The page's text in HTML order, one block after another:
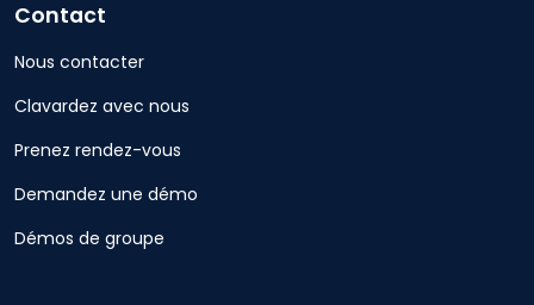
Contact
Nous contacter
Clavardez avec nous
Prenez rendez-vous
Demandez une démo
Démos de groupe